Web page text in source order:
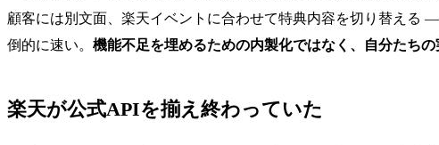
顧客には別文面、楽天イベントに合わせて特典内容を切り替える
倒的に速い。 機能不足を埋めるための内製化ではなく、自分たち
楽天が公式APIを揃え終わっていた